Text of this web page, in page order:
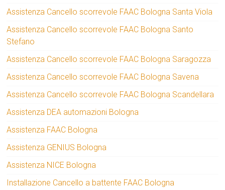
Assistenza Cancello scorrevole FAAC Bologna Santa Viola
Assistenza Cancello scorrevole FAAC Bologna Santo
Stefano
Assistenza Cancello scorrevole FAAC Bologna Saragozza
Assistenza Cancello scorrevole FAAC Bologna Savena
Assistenza Cancello scorrevole FAAC Bologna Scandellara
Assistenza DEA automazioni Bologna
Assistenza FAAC Bologna
Assistenza GENIUS Bologna
Assistenza NICE Bologna
Installazione Cancello a battente FAAC Bologna